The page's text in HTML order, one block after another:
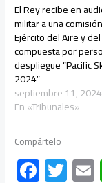
El Rey recibe en
militar a una
Ejército del Aire y
compuesta por
despliegue “Pacific
2024″
septiembre 11, 2024
En «Tribunales»
Compártelo
F T